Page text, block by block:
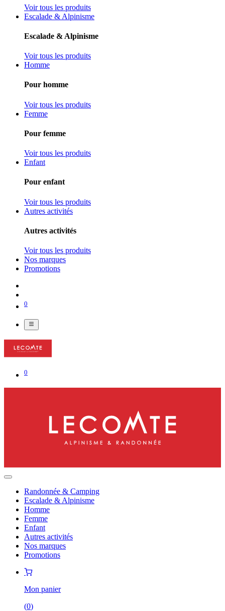
Voir tous les produits
Escalade & Alpinisme
Escalade & Alpinisme
Voir tous les produits
Homme
Pour homme
Voir tous les produits
Femme
Pour femme
Voir tous les produits
Enfant
Pour enfant
Voir tous les produits
Autres activités
Autres activités
Voir tous les produits
Nos marques
Promotions
0
0
Randonnée & Camping
Escalade & Alpinisme
Homme
Femme
Enfant
Autres activités
Nos marques
Promotions
Mon panier
(0)